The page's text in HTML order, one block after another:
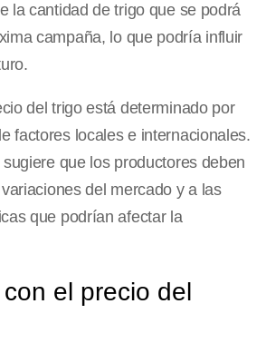
la cantidad de trigo que se podrá
campaña, lo que podría influir
del trigo está determinado por
factores locales e internacionales.
que los productores deben
del mercado y a las
que podrían afectar la
el precio del